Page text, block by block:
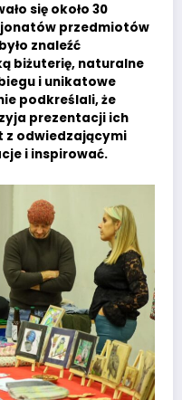
się około 30
przedmiotów
znaleźć
biżuterię, naturalne
i unikatowe
podkreślali, że
prezentacji ich
z odwiedzającymi
i inspirować.